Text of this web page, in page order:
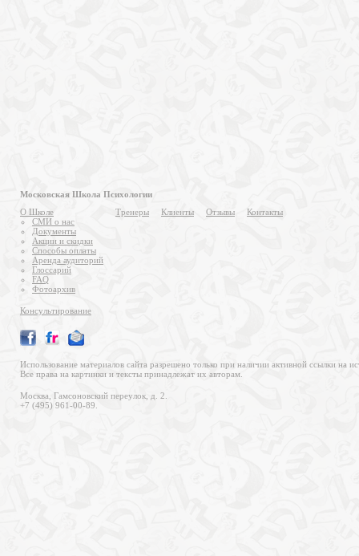
Московская Школа Психологии
О Школе
СМИ о нас
Документы
Акции и скидки
Способы оплаты
Аренда аудиторий
Глоссарий
FAQ
Фотоархив
Тренеры Клиенты Отзывы Контакты
Консультирование
Использование материалов сайта разрешено только при наличии активной ссылки на
Все права на картинки и тексты принадлежат их авторам.
Москва, Гамсоновский переулок, д. 2.
+7 (495) 961-00-89.